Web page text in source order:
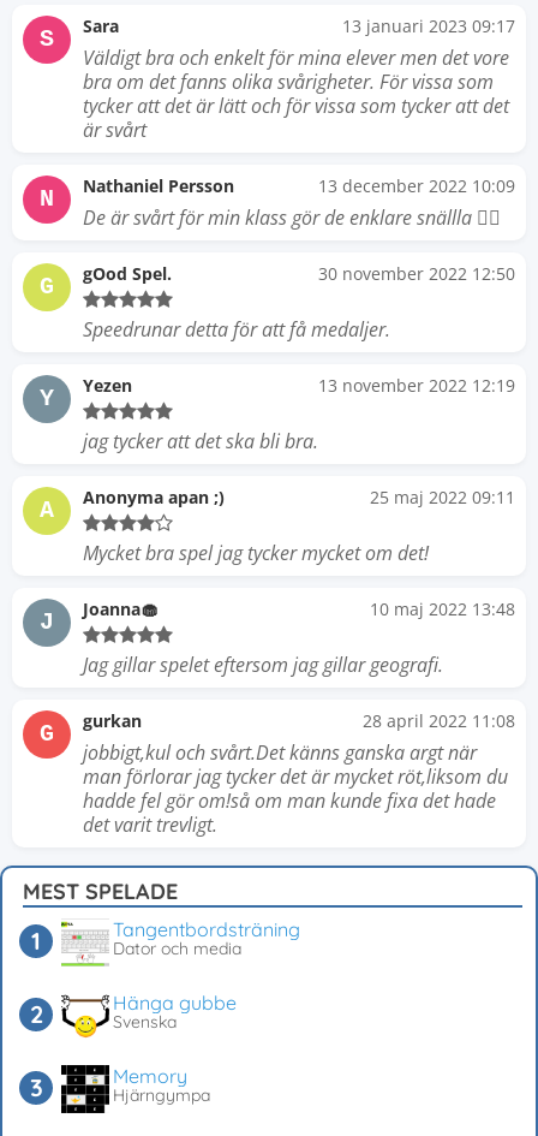
S Sara 13 januari 2023 09:17
Väldigt bra och enkelt för mina elever men det vore
bra om det fanns olika svårigheter. För vissa som
tycker att det är lätt och för vissa som tycker att det
är svårt
N Nathaniel Persson 13 december 2022 10:09
De är svårt för min klass gör de enklare snällla 🧔‍♀️
G gOod Spel. 30 november 2022 12:50
Speedrunar detta för att få medaljer.
Y Yezen 13 november 2022 12:19
jag tycker att det ska bli bra.
A Anonyma apan ;) 25 maj 2022 09:11
Mycket bra spel jag tycker mycket om det!
J Joanna🧁 10 maj 2022 13:48
Jag gillar spelet eftersom jag gillar geografi.
G gurkan 28 april 2022 11:08
jobbigt,kul och svårt.Det känns ganska argt när
man förlorar jag tycker det är mycket röt,liksom du
hadde fel gör om!så om man kunde fixa det hade
det varit trevligt.
MEST SPELADE
Tangentbordsträning
Dator och media
Hänga gubbe
Svenska
Memory
Hjärngympa